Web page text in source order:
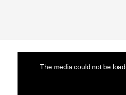
The media could not be